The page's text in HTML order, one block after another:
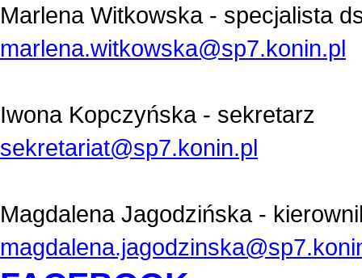
Marlena Witkowska - specjalista
marlena.witkowska@sp7.konin.pl
Iwona Kopczyńska - sekretarz
sekretariat@sp7.konin.pl
Magdalena Jagodzińska -